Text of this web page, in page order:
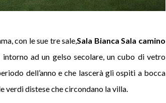
con le sue tre sale, Sala Bianca Sala camino
intorno ad un gelso secolare, un cubo di vetro
dell’anno e che lascerà gli ospiti a bocca
verdi distese che circondano la villa.